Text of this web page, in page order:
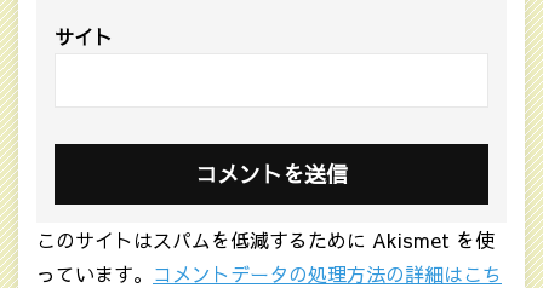
サイト
このサイトはスパムを低減するために Akismet を使
っています。 コメントデータの処理方法の詳細はこち